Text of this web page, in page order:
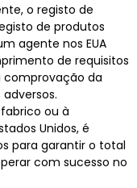
o registo de
de produtos
agente nos EUA
de requisitos
comprovação da
ou à
Unidos, é
para garantir o total
com sucesso no